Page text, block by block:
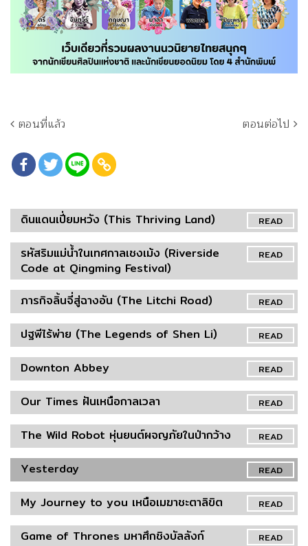
ตอนที่แล้ว ตอนต่อไป
READ
ดินแดนเปี่ยมหวัง (This Thriving Land)
READ
รหัสริมแม่น้ำในเทศกาลเชงเม้ง (Riverside
Code at Qingming Festival)
READ
ภารกิจลิ้นจี่สู่ฉางอัน (The Litchi Road)
READ
ปฐพีไร้พ่าย (The Legends of Shen Li)
READ
Downton Abbey
READ
Our Times ฝันเหนือกาลเวลา
READ
The Wild Robot หุ่นยนต์ผจญภัยในป่ากว้าง
READ
Yesterday
READ
My Journey to you เหนือเมฆาชะตาลิขิต
READ
Game of Thrones มหาศึกชิงบัลลังก์